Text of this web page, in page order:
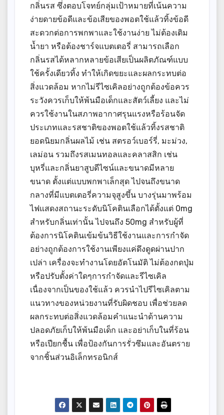
กลิ่นรส ซึ่งตอบโจทย์กลุ่มเป้าหมายที่เน้นความ
ง่ายดายข้อดีและข้อเสียของพอตใช้แล้วทิ้งข้อดี
สะดวกต่อการพกพาและใช้งานง่าย ไม่ต้องเติม
น้ำยา หรือต้องชาร์จแบตเตอรี่ สามารถเลือก
กลิ่นรสได้หลากหลายข้อเสียเป็นผลิตภัณฑ์แบบ
ใช้ครั้งเดียวทิ้ง ทำให้เกิดขยะและผลกระทบต่อ
สิ่งแวดล้อม หากไม่รีไซเคิลอย่างถูกต้องข้อควร
ระวังควรเก็บให้พ้นมือเด็กและสัตว์เลี้ยง และไม่
ควรใช้งานในสภาพอากาศรุนแรงหรือร้อนจัด
ประเภทและรสชาติของพอตใช้แล้วทิ้งรสชาติ
ยอดนิยมกลิ่นผลไม้ เช่น สตรอว์เบอร์รี่, มะม่วง,
เลม่อน รวมถึงรสเมนทอลและคลาสสิก เช่น
บุหรี่และกลิ่นยาสูบดีไซน์และขนาดมีหลาย
ขนาด ตั้งแต่แบบพกพาเล็กสุด ไปจนถึงขนาด
กลางที่มีแบตเตอรี่ความจุสูงขึ้น บางรุ่นมาพร้อม
ไฟแสดงสถานะระดับนิโคตินเลือกได้ตั้งแต่ 0mg
สำหรับกลิ่นเท่านั้น ไปจนถึง 50mg สำหรับผู้ที่
ต้องการนิโคตินเข้มข้นวิธีใช้งานและการกำจัด
อย่างถูกต้องการใช้งานเพียงแค่ดึงดูดผ่านปาก
เปล่า เครื่องจะทำงานโดยอัตโนมัติ ไม่ต้องกดปุ่ม
หรือปรับตั้งค่าใดๆการกำจัดและรีไซเคิล
เนื่องจากเป็นของใช้แล้ว ควรนำไปรีไซเคิลตาม
แนวทางของหน่วยงานที่รับผิดชอบ เพื่อช่วยลด
ผลกระทบต่อสิ่งแวดล้อมคำแนะนำด้านความ
ปลอดภัยเก็บให้พ้นมือเด็ก และอย่าเก็บในที่ร้อน
หรือเปียกชื้น เพื่อป้องกันการรั่วซึมและอันตราย
จากชิ้นส่วนอิเล็กทรอนิกส์